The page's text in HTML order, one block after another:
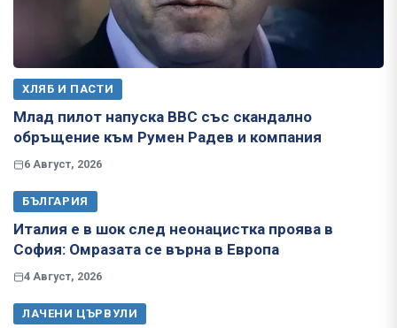
ХЛЯБ И ПАСТИ
Млад пилот напуска ВВС със скандално
обръщение към Румен Радев и компания
6 Август, 2026
БЪЛГАРИЯ
Италия е в шок след неонацистка проява в
София: Омразата се върна в Европа
4 Август, 2026
ЛАЧЕНИ ЦЪРВУЛИ